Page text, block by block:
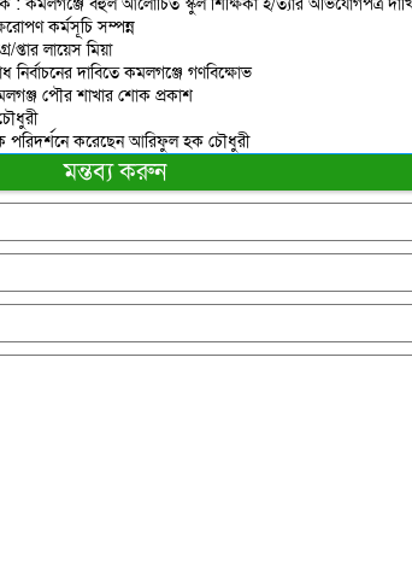
কর্মসূচি সম্পন্ন
প্তার লায়েস মিয়া
দাবিতে কমলগঞ্জে গণবিক্ষোভ
পৌর শাখার শোক প্রকাশ
পরিদর্শনে করেছেন আরিফুল হক চৌধুরী
মন্তব্য করুন